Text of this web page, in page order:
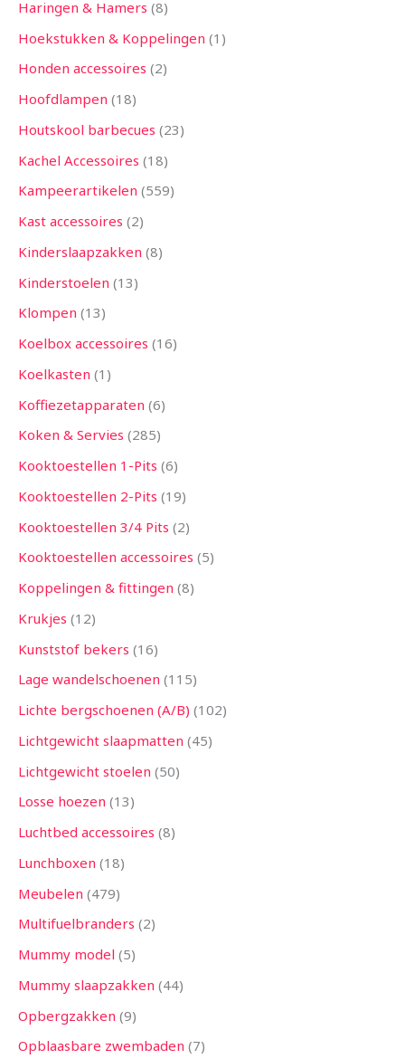
Haringen & Hamers 8
Hoekstukken & Koppelingen 1
Honden accessoires 2
Hoofdlampen 18
Houtskool barbecues 23
Kachel Accessoires 18
Kampeerartikelen 559
Kast accessoires 2
Kinderslaapzakken 8
Kinderstoelen 13
Klompen 13
Koelbox accessoires 16
Koelkasten 1
Koffiezetapparaten 6
Koken & Servies 285
Kooktoestellen 1-Pits 6
Kooktoestellen 2-Pits 19
Kooktoestellen 3/4 Pits 2
Kooktoestellen accessoires 5
Koppelingen & fittingen 8
Krukjes 12
Kunststof bekers 16
Lage wandelschoenen 115
Lichte bergschoenen (A/B) 102
Lichtgewicht slaapmatten 45
Lichtgewicht stoelen 50
Losse hoezen 13
Luchtbed accessoires 8
Lunchboxen 18
Meubelen 479
Multifuelbranders 2
Mummy model 5
Mummy slaapzakken 44
Opbergzakken 9
Opblaasbare zwembaden 7